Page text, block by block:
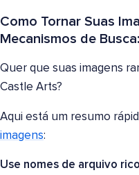
Como Tornar Suas
Mecanismos de Busca:
Quer que suas imagens
Castle Arts?
Aqui está um resumo
imagens:
Use nomes de arquivo